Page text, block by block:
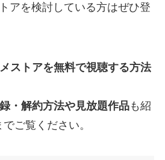
アを検討している方はぜひ登
ストアを無料で視聴する方法
・解約方法や見放題作品も紹
ご覧ください。